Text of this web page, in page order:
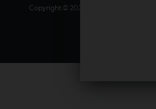
und -
zum
Copyright © 2026 JPMorgan Chase &